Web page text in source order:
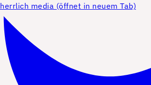
herrlich media (öffnet in neuem Tab)